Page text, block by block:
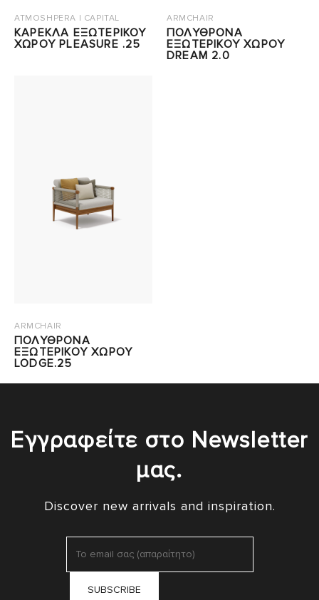
ATMOSHPERA | CAPITAL
ΚΑΡΕΚΛΑ ΕΞΩΤΕΡΙΚΟΥ
ΧΩΡΟΥ PLEASURE .25
ARMCHAIR
ΠΟΛΥΘΡΟΝΑ
ΕΞΩΤΕΡΙΚΟΥ ΧΩΡΟΥ
DREAM 2.0
ARMCHAIR
ΠΟΛΥΘΡΟΝΑ
ΕΞΩΤΕΡΙΚΟΥ ΧΩΡΟΥ
LODGE.25
Εγγραφείτε στο Newsletter
μας.
Discover new arrivals and inspiration.